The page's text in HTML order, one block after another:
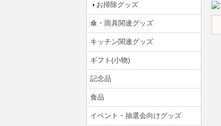
お掃除グッズ
傘・雨具関連グッズ
キッチン関連グッズ
ギフト(小物)
記念品
食品
イベント・抽選会向けグッズ